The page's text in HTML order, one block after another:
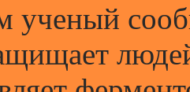
ученый